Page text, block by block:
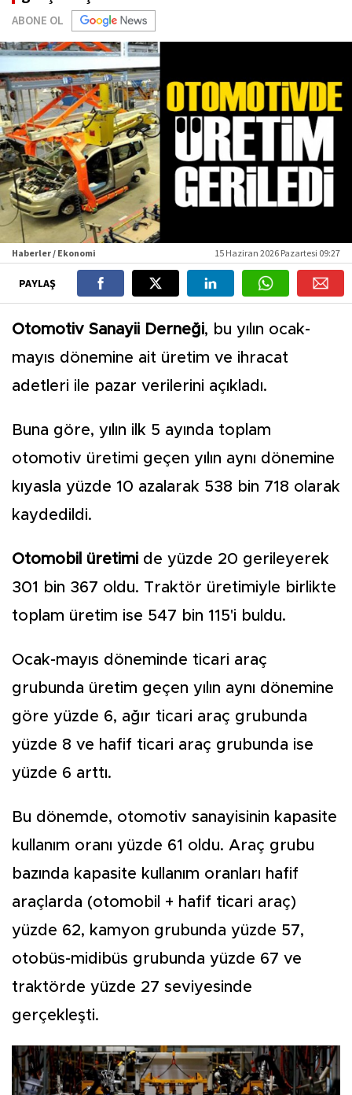
ABONE OL
Haberler / Ekonomi 15 Haziran 2026 Pazartesi 09:27
PAYLAŞ
Otomotiv Sanayii Derneği, bu yılın ocak-
mayıs dönemine ait üretim ve ihracat
adetleri ile pazar verilerini açıkladı.
Buna göre, yılın ilk 5 ayında toplam
otomotiv üretimi geçen yılın aynı dönemine
kıyasla yüzde 10 azalarak 538 bin 718 olarak
kaydedildi.
Otomobil üretimi de yüzde 20 gerileyerek
301 bin 367 oldu. Traktör üretimiyle birlikte
toplam üretim ise 547 bin 115'i buldu.
Ocak-mayıs döneminde ticari araç
grubunda üretim geçen yılın aynı dönemine
göre yüzde 6, ağır ticari araç grubunda
yüzde 8 ve hafif ticari araç grubunda ise
yüzde 6 arttı.
Bu dönemde, otomotiv sanayisinin kapasite
kullanım oranı yüzde 61 oldu. Araç grubu
bazında kapasite kullanım oranları hafif
araçlarda (otomobil + hafif ticari araç)
yüzde 62, kamyon grubunda yüzde 57,
otobüs-midibüs grubunda yüzde 67 ve
traktörde yüzde 27 seviyesinde
gerçekleşti.